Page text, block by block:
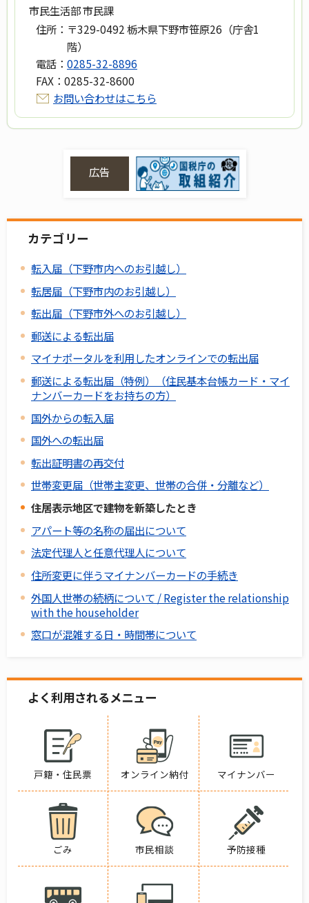
市民生活部 市民課
住所： 〒329-0492 栃木県下野市笹原26（庁舎1
階）
電話： 0285-32-8896
FAX： 0285-32-8600
お問い合わせはこちら
広告
カテゴリー
転入届（下野市内へのお引越し）
転居届（下野市内のお引越し）
転出届（下野市外へのお引越し）
郵送による転出届
マイナポータルを利用したオンラインでの転出届
郵送による転出届（特例）（住民基本台帳カード・マイ
ナンバーカードをお持ちの方）
国外からの転入届
国外への転出届
転出証明書の再交付
世帯変更届（世帯主変更、世帯の合併・分離など）
住居表示地区で建物を新築したとき
アパート等の名称の届出について
法定代理人と任意代理人について
住所変更に伴うマイナンバーカードの手続き
外国人世帯の続柄について / Register the relationship
with the householder
窓口が混雑する日・時間帯について
よく利用されるメニュー
戸籍・住民票 オンライン納付 マイナンバー
ごみ 市民相談 予防接種